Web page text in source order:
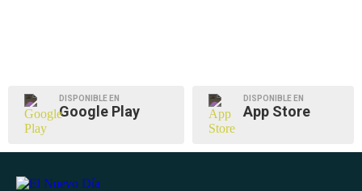
DISPONIBLE EN
Google Play
DISPONIBLE EN
App Store